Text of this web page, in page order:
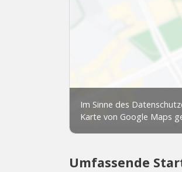
Umfassende